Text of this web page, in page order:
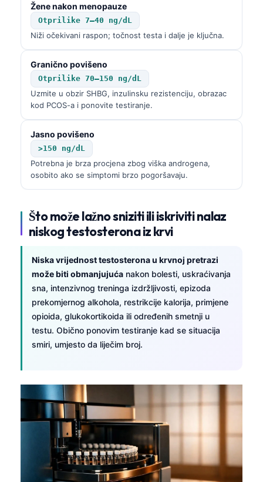
Žene nakon menopauze
Otprilike 7–40 ng/dL
Niži očekivani raspon; točnost testa i dalje je ključna.
Granično povišeno
Otprilike 70–150 ng/dL
Uzmite u obzir SHBG, inzulinsku rezistenciju, obrazac
kod PCOS-a i ponovite testiranje.
Jasno povišeno
>150 ng/dL
Potrebna je brza procjena zbog viška androgena,
osobito ako se simptomi brzo pogoršavaju.
Što može lažno sniziti ili iskriviti nalaz
niskog testosterona iz krvi
Niska vrijednost testosterona u krvnoj pretrazi
može biti obmanjujuća nakon bolesti, uskraćivanja
sna, intenzivnog treninga izdržljivosti, epizoda
prekomjernog alkohola, restrikcije kalorija, primjene
opioida, glukokortikoida ili određenih smetnji u
testu. Obično ponovim testiranje kad se situacija
smiri, umjesto da liječim broj.
ગુજરાતી
ಕನ್ನಡ
മലയാളം
Bahasa Melayu
Tiếng Việt
ဗမာစာ
ភាសាខ្មែរ
Kiswahili
አማርኛ
Українська
Català
Slovenčina
كوردی‎
سنڌي
සිංහල
অসমীয়া
Galego
Latviešu valoda
Македонски јазик